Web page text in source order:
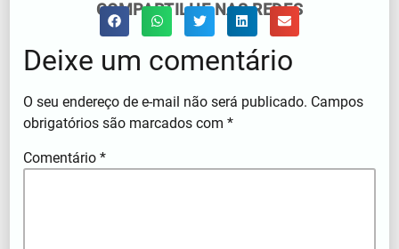
COMPARTILHE NAS REDES
Deixe um comentário
O seu endereço de e-mail não será publicado. Campos
obrigatórios são marcados com*
Comentário*